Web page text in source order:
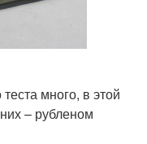
много, в этой
– рубленом